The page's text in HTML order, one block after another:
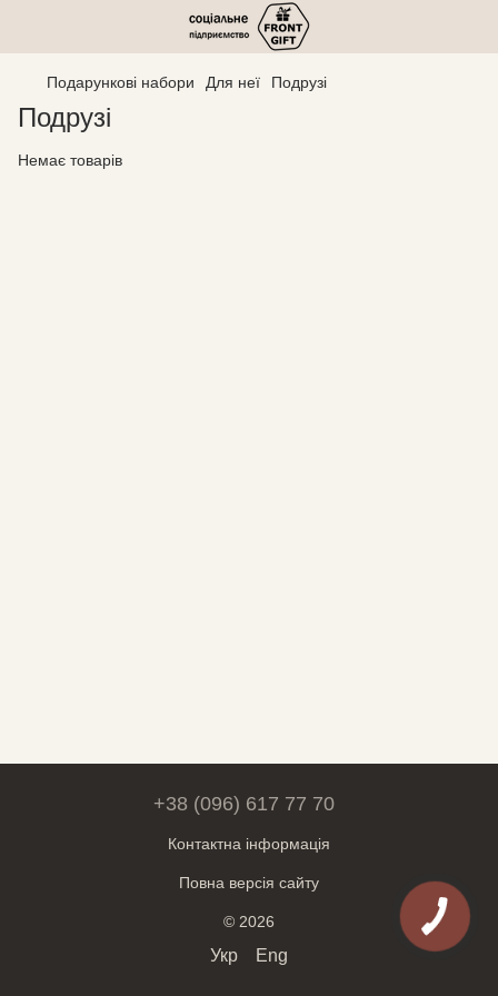
Подарункові набори Для неї Подрузі
Подрузі
Немає товарів
+38 (096) 617 77 70
Контактна інформація
Повна версія сайту
© 2026
Укр Eng